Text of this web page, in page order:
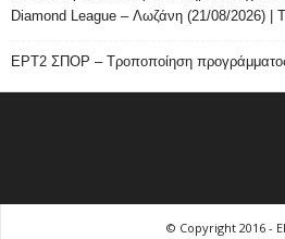
Diamond League – Λωζάνη (21/08/2026) |
ΕΡΤ2 ΣΠΟΡ – Τροποποίηση
© Copyright 2016 -